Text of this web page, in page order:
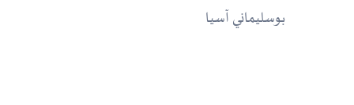
بوسليماني آسيا